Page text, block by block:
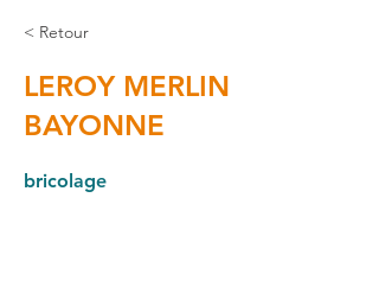
< Retour
LEROY MERLIN
BAYONNE
bricolage